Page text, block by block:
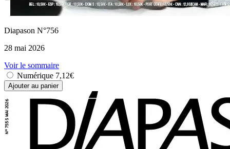
Diapason N°756
28 mai 2026
Voir le sommaire
Numérique 7,12€